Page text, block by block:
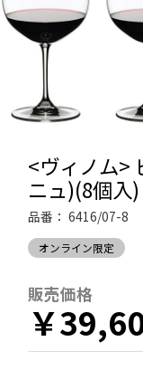
<ヴィノム>
ニュ)(8個入)
品番：6416/07-8
オンライン限定
販売価格
￥